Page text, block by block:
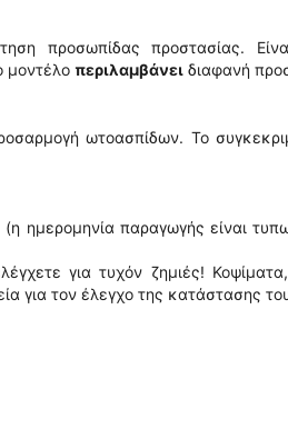
προσωπίδας προστασίας.
μοντέλο περιλαμβάνει διαφανή
ωτοασπίδων. Το
ημερομηνία παραγωγής είναι
για τυχόν ζημιές!
για τον έλεγχο της κατάστασης